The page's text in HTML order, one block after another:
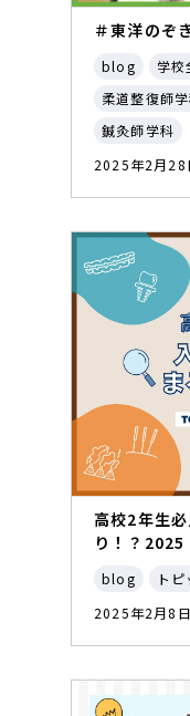
＃東洋のぞ
blog 学校
柔道整復師
鍼灸師学科
2025年2月28
高校2年生
り！？2025
blog
トピ
2025年2月8日